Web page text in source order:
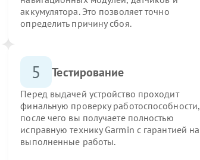
аккумулятора. Это позволяет точно
определить причину сбоя.
5 Тестирование
Перед выдачей устройство проходит
финальную проверку работоспособности,
после чего вы получаете полностью
исправную технику Garmin с гарантией на
выполненные работы.